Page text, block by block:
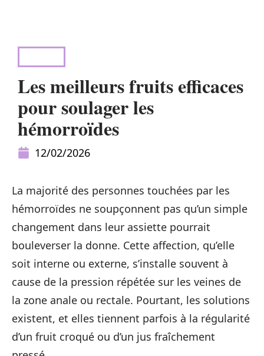
Les meilleurs fruits efficaces
pour soulager les
hémorroïdes
12/02/2026
La majorité des personnes touchées par les
hémorroïdes ne soupçonnent pas qu’un simple
changement dans leur assiette pourrait
bouleverser la donne. Cette affection, qu’elle
soit interne ou externe, s’installe souvent à
cause de la pression répétée sur les veines de
la zone anale ou rectale. Pourtant, les solutions
existent, et elles tiennent parfois à la régularité
d’un fruit croqué ou d’un jus fraîchement